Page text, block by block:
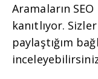
Aramaların
kanıtlıyor.
paylaştığım